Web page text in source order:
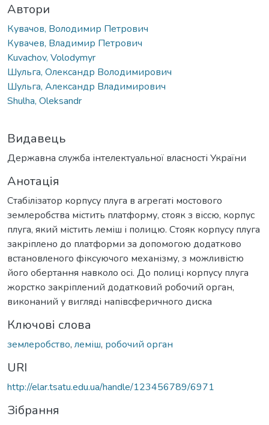
Автори
Кувачов, Володимир Петрович
Кувачев, Владимир Петрович
Kuvachov, Volodymyr
Шульга, Олександр Володимирович
Шульга, Александр Владимирович
Shulha, Oleksandr
Видавець
Державна служба інтелектуальної власності України
Анотація
Стабілізатор корпусу плуга в агрегаті мостового
землеробства містить платформу, стояк з віссю, корпус
плуга, який містить леміш і полицю. Стояк корпусу плуга
закріплено до платформи за допомогою додатково
встановленого фіксуючого механізму, з можливістю
його обертання навколо осі. До полиці корпусу плуга
жорстко закріплений додатковий робочий орган,
виконаний у вигляді напівсферичного диска
Ключові слова
землеробство, леміш, робочий орган
URI
http://elar.tsatu.edu.ua/handle/123456789/6971
Зібрання